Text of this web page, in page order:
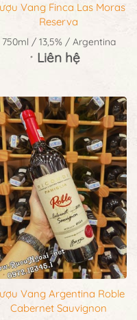
Vang Finca Las Moras
Reserva
750ml / 13,5% / Argentina
Liên hệ
Vang Argentina Roble
Cabernet Sauvignon